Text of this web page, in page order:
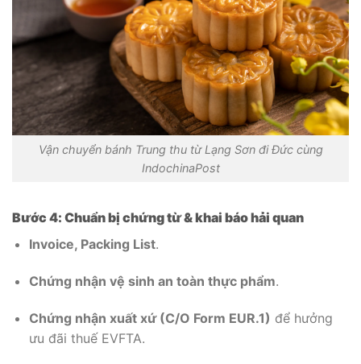
Vận chuyển bánh Trung thu từ Lạng Sơn đi Đức cùng
IndochinaPost
Bước 4: Chuẩn bị chứng từ & khai báo hải quan
Invoice, Packing List.
Chứng nhận vệ sinh an toàn thực phẩm.
Chứng nhận xuất xứ (C/O Form EUR.1) để hưởng
ưu đãi thuế EVFTA.